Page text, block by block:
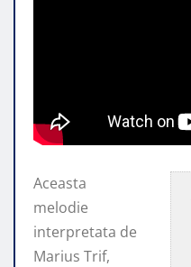
Aceasta
melodie
interpretata de
Marius Trif,